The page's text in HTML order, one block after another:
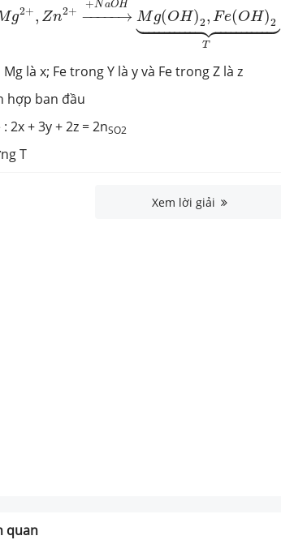
g2+, Zn2+
+NaOH
−−−−−→ M g(OH)2, Fe(OH)2

T
là x; Fe trong Y là y và Fe trong Z là z
hợp ban đầu
2x + 3y + 2z = 2nSO2
T
Xem lời giải
quan